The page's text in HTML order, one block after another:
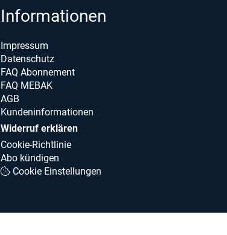
Informationen
Impressum
Datenschutz
FAQ Abonnement
FAQ MEBAK
AGB
Kundeninformationen
Widerruf erklären
Cookie-Richtlinie
Abo kündigen
Cookie Einstellungen